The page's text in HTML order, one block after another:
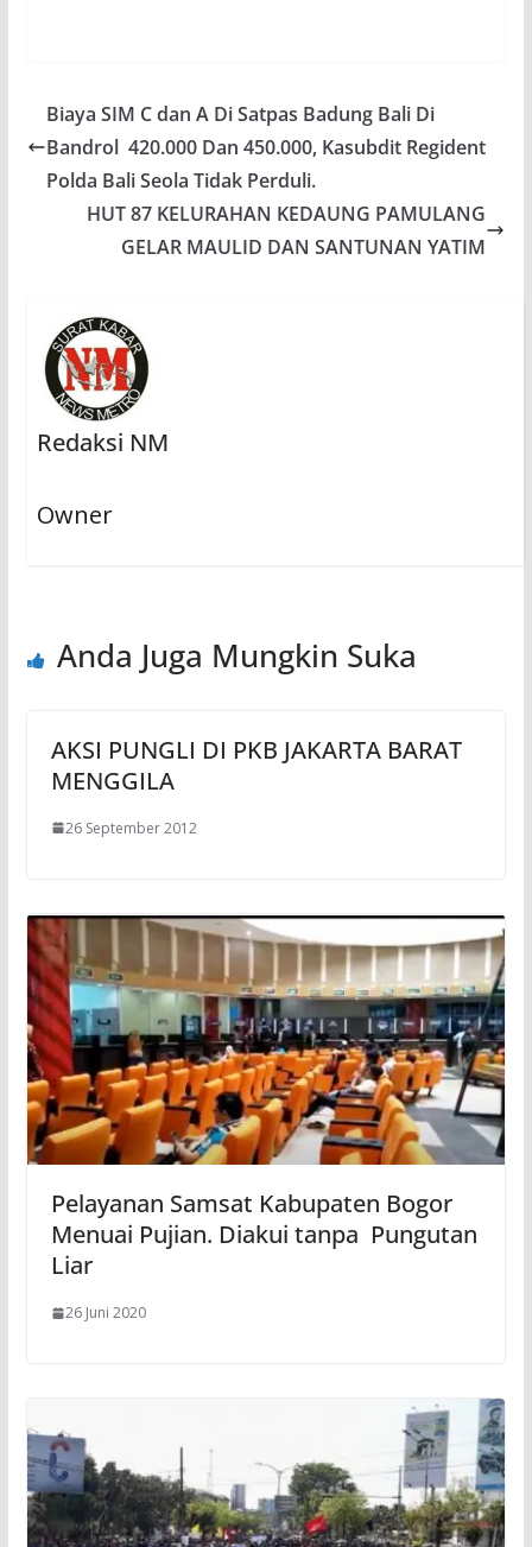
Biaya SIM C dan A Di Satpas Badung Bali Di
Bandrol 420.000 Dan 450.000, Kasubdit Regident
Polda Bali Seola Tidak Perduli.
HUT 87 KELURAHAN KEDAUNG PAMULANG
GELAR MAULID DAN SANTUNAN YATIM
Redaksi NM
Owner
Anda Juga Mungkin Suka
AKSI PUNGLI DI PKB JAKARTA BARAT
MENGGILA
26 September 2012
Pelayanan Samsat Kabupaten Bogor
Menuai Pujian. Diakui tanpa Pungutan
Liar
26 Juni 2020